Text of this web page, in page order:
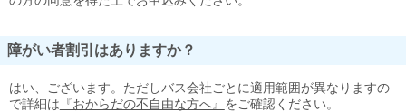
障がい者割引はありますか？
はい、ございます。ただしバス会社ごとに適用範囲が異なりますの
で詳細は 『おからだの不自由な方へ』 をご確認ください。